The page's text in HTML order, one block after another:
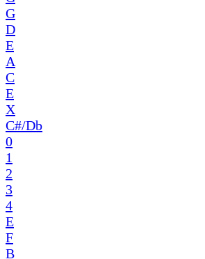
G
D
E
A
C
E
X
C#/Db
0
1
2
3
4
E
F
B